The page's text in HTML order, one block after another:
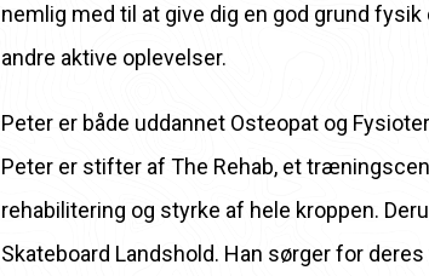
nemlig med til at give dig en god grund
andre aktive oplevelser.
Peter er både uddannet Osteopat og
Peter er stifter af The Rehab, et
rehabilitering og styrke af hele kroppen.
Skateboard Landshold. Han sørger for